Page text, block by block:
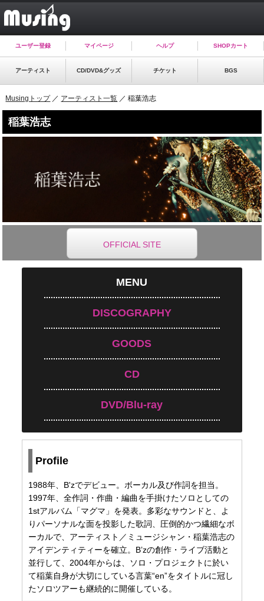
ユーザー登録 マイページ ヘルプ SHOPカート
アーティスト CD/DVD&グッズ チケット BGS
Musingトップ／ アーティスト一覧 ／ 稲葉浩志
稲葉浩志
OFFICIAL SITE
MENU
DISCOGRAPHY
GOODS
CD
DVD/Blu-ray
Profile
1988年、B'zでデビュー。ボーカル及び作詞を担当。
1997年、全作詞・作曲・編曲を手掛けたソロとしての
1stアルバム「マグマ」を発表。多彩なサウンドと、よ
りパーソナルな面を投影した歌詞、圧倒的かつ繊細なボ
ーカルで、アーティスト／ミュージシャン・稲葉浩志の
アイデンティティーを確立。B’zの創作・ライブ活動と
並行して、2004年からは、ソロ・プロジェクトに於い
て稲葉自身が大切にしている言葉“en”をタイトルに冠し
たソロツアーも継続的に開催している。